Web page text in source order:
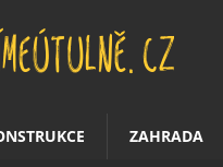
ZAHRADA